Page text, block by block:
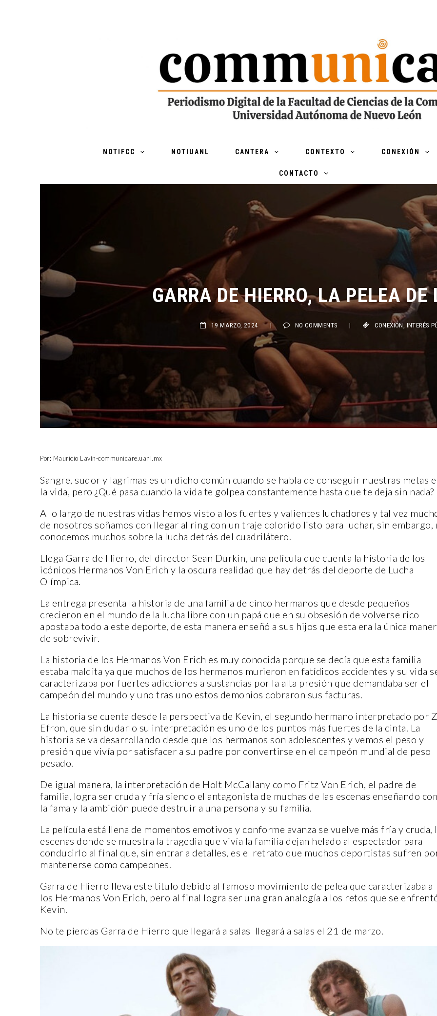
NOTIFCC NOTIUANL CANTERA CONTEXTO CONEXIÓN
CONTACTO
GARRA DE HIERRO, LA PELEA DE
| ,INTERÉS
Por: Mauricio Lavín-communicare.uanl.mx
Sangre, sudor y lagrimas es un dicho común cuando se habla de conseguir nuestras metas
la vida, pero ¿Qué pasa cuando la vida te golpea constantemente hasta que te deja sin nada?
A lo largo de nuestras vidas hemos visto a los fuertes y valientes luchadores y tal vez
de nosotros soñamos con llegar al ring con un traje colorido listo para luchar, sin embargo,
conocemos muchos sobre la lucha detrás del cuadrilátero.
Llega Garra de Hierro, del director Sean Durkin, una película que cuenta la historia de los
icónicos Hermanos Von Erich y la oscura realidad que hay detrás del deporte de Lucha
Olímpica.
La entrega presenta la historia de una familia de cinco hermanos que desde pequeños
crecieron en el mundo de la lucha libre con un papá que en su obsesión de volverse rico
apostaba todo a este deporte, de esta manera enseñó a sus hijos que esta era la única
de sobrevivir.
La historia de los Hermanos Von Erich es muy conocida porque se decía que esta familia
estaba maldita ya que muchos de los hermanos murieron en fatídicos accidentes y su vida
caracterizaba por fuertes adicciones a sustancias por la alta presión que demandaba ser el
campeón del mundo y uno tras uno estos demonios cobraron sus facturas.
La historia se cuenta desde la perspectiva de Kevin, el segundo hermano interpretado por
Efron, que sin dudarlo su interpretación es uno de los puntos más fuertes de la cinta. La
historia se va desarrollando desde que los hermanos son adolescentes y vemos el peso y
presión que vivía por satisfacer a su padre por convertirse en el campeón mundial de peso
pesado.
De igual manera, la interpretación de Holt McCallany como Fritz Von Erich, el padre de
familia, logra ser cruda y fría siendo el antagonista de muchas de las escenas enseñando
la fama y la ambición puede destruir a una persona y su familia.
La película está llena de momentos emotivos y conforme avanza se vuelve más fría y cruda,
escenas donde se muestra la tragedia que vivía la familia dejan helado al espectador para
conducirlo al final que, sin entrar a detalles, es el retrato que muchos deportistas sufren
mantenerse como campeones.
Garra de Hierro lleva este título debido al famoso movimiento de pelea que caracterizaba a
los Hermanos Von Erich, pero al final logra ser una gran analogía a los retos que se
Kevin.
No te pierdas Garra de Hierro que llegará a salas llegará a salas el 21 de marzo.
ORIGEN Y PROPÓSITO DE
CASA INDI
14 noviembre, 2022
CASA INDI
14 noviembre, 2022
PLENITUD CON
FELIPE DE
GALLEGOS
14 noviembre, 2022
ENTORNO VERDE
SELECCIONAN A GANADORES
DEL OCTAVO CONCURSO DE
FOTOGRAFÍA “EN LA MIRA DE
ENTORNO VERDE
ENTORNO VERDE Y ANIMALIA
PRESENTES EN EL DÍA DE LOS
MUERTOS FCC, UANL.
2 noviembre, 2022
ENTORNO VERDE
SELECCIONAN
DEL OCTAVO
FOTOGRAFÍA
LA
15 noviembre, 2022